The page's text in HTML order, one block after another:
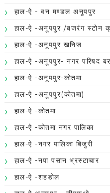
हाल-ऐ - वन मण्डल अनूपपुर
हाल-ऐ -अनूपपुर /बजरंग स्टोन
हाल-ऐ -अनूपपुर खनिज
हाल-ऐ -अनूपपुर- नगर परिषद
हाल-ऐ -अनूपपुर-कोतमा
हाल-ऐ -अनूपपुर(कोतमा)
हाल-ऐ -कोतमा
हाल-ऐ -कोतमा नगर पालिका
हाल-ऐ -नगर पालिका बिजुरी
हाल-ऐ -नपा पसान भ्रस्टाचार
हाल-ऐ -शहडोल